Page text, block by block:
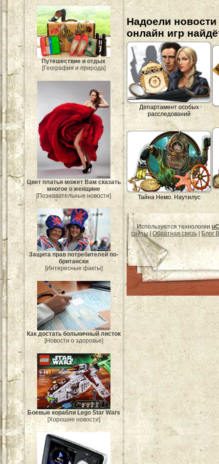
Путешествие и отдых
[География и природа]
Цвет платья может Вам сказать
многое о женщине
[Познавательные новости]
Защита прав потребителей по-
британски
[Интересные факты]
Как достать больничный листок
[Новости о здоровье]
Боевые корабли Lego Star Wars
[Хорошие новости]
Надоели
онлайн игр
Департамент особых
расследований
Тайна Немо. Наутилус
Используются технологии
сайты|Обратная связь Блог